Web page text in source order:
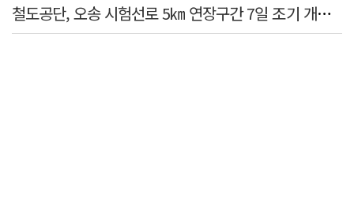
철도공단, 오송 시험선로 5㎞ 연장구간 7일 조기 개통…LA 메트로 사업 지원